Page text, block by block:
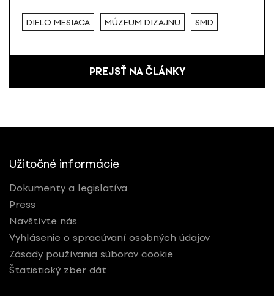
DIELO MESIACA MÚZEUM DIZAJNU SMD
PREJSŤ NA ČLÁNKY
Užitočné informácie
Dokumenty a legislatíva
Press
Navštívte nás
Vyhlásenie o spracúvaní osobných údajov
Zásady používania súborov cookie
Štatistický zber dát